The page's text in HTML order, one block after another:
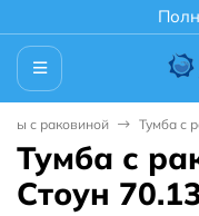
с раковиной Тумба с
Тумба с
Стоун